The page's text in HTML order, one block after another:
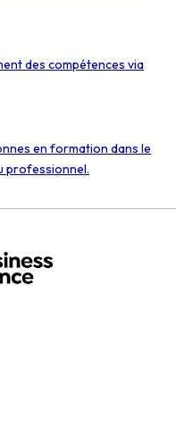
des compétences via
en formation dans le
professionnel.